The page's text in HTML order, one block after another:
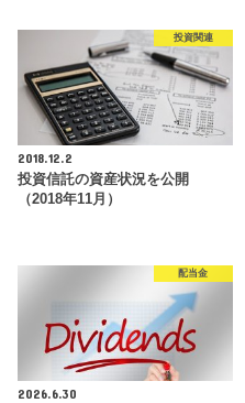
投資関連
2018.12.2
投資信託の資産状況を公開
（2018年11月）
配当金
2026.6.30